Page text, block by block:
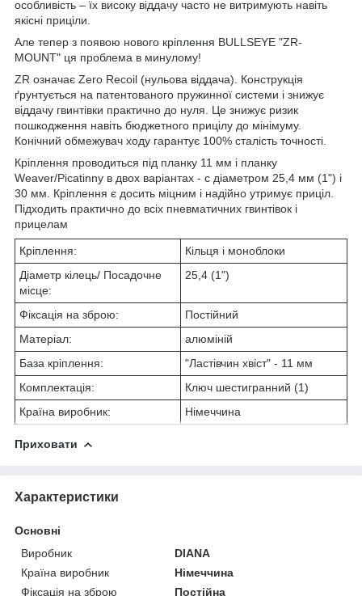
особливість – їх високу віддачу часто не витримують навіть
якісні приціли.
Але тепер з появою нового кріплення BULLSEYE "ZR-
MOUNT" ця проблема в минулому!
ZR означає Zero Recoil (нульова віддача). Конструкція
ґрунтується на патентованого пружинної системи і знижує
віддачу гвинтівки практично до нуля. Це знижує ризик
пошкодження навіть бюджетного прицілу до мінімуму.
Конічний обмежувач ходу гарантує 100% сталість точності.
Кріплення проводиться під планку 11 мм і планку
Weaver/Picatinny в двох варіантах - c діаметром 25,4 мм (1") і
30 мм. Кріплення є досить міцним і надійно утримує приціл.
Підходить практично до всіх пневматичних гвинтівок і
прицелам
Кріплення:
Кільця і моноблоки
Діаметр кілець/ Посадочне
місце:
25,4 (1")
Фіксація на зброю:
Постійний
Матеріал:
алюміній
База кріплення:
"Ластівчин хвіст" - 11 мм
Комплектація:
Ключ шестигранний (1)
Країна виробник:
Німеччина
Приховати
Характеристики
Основні
Виробник
DIANA
Країна виробник
Німеччина
Фіксація на зброю
Постійна